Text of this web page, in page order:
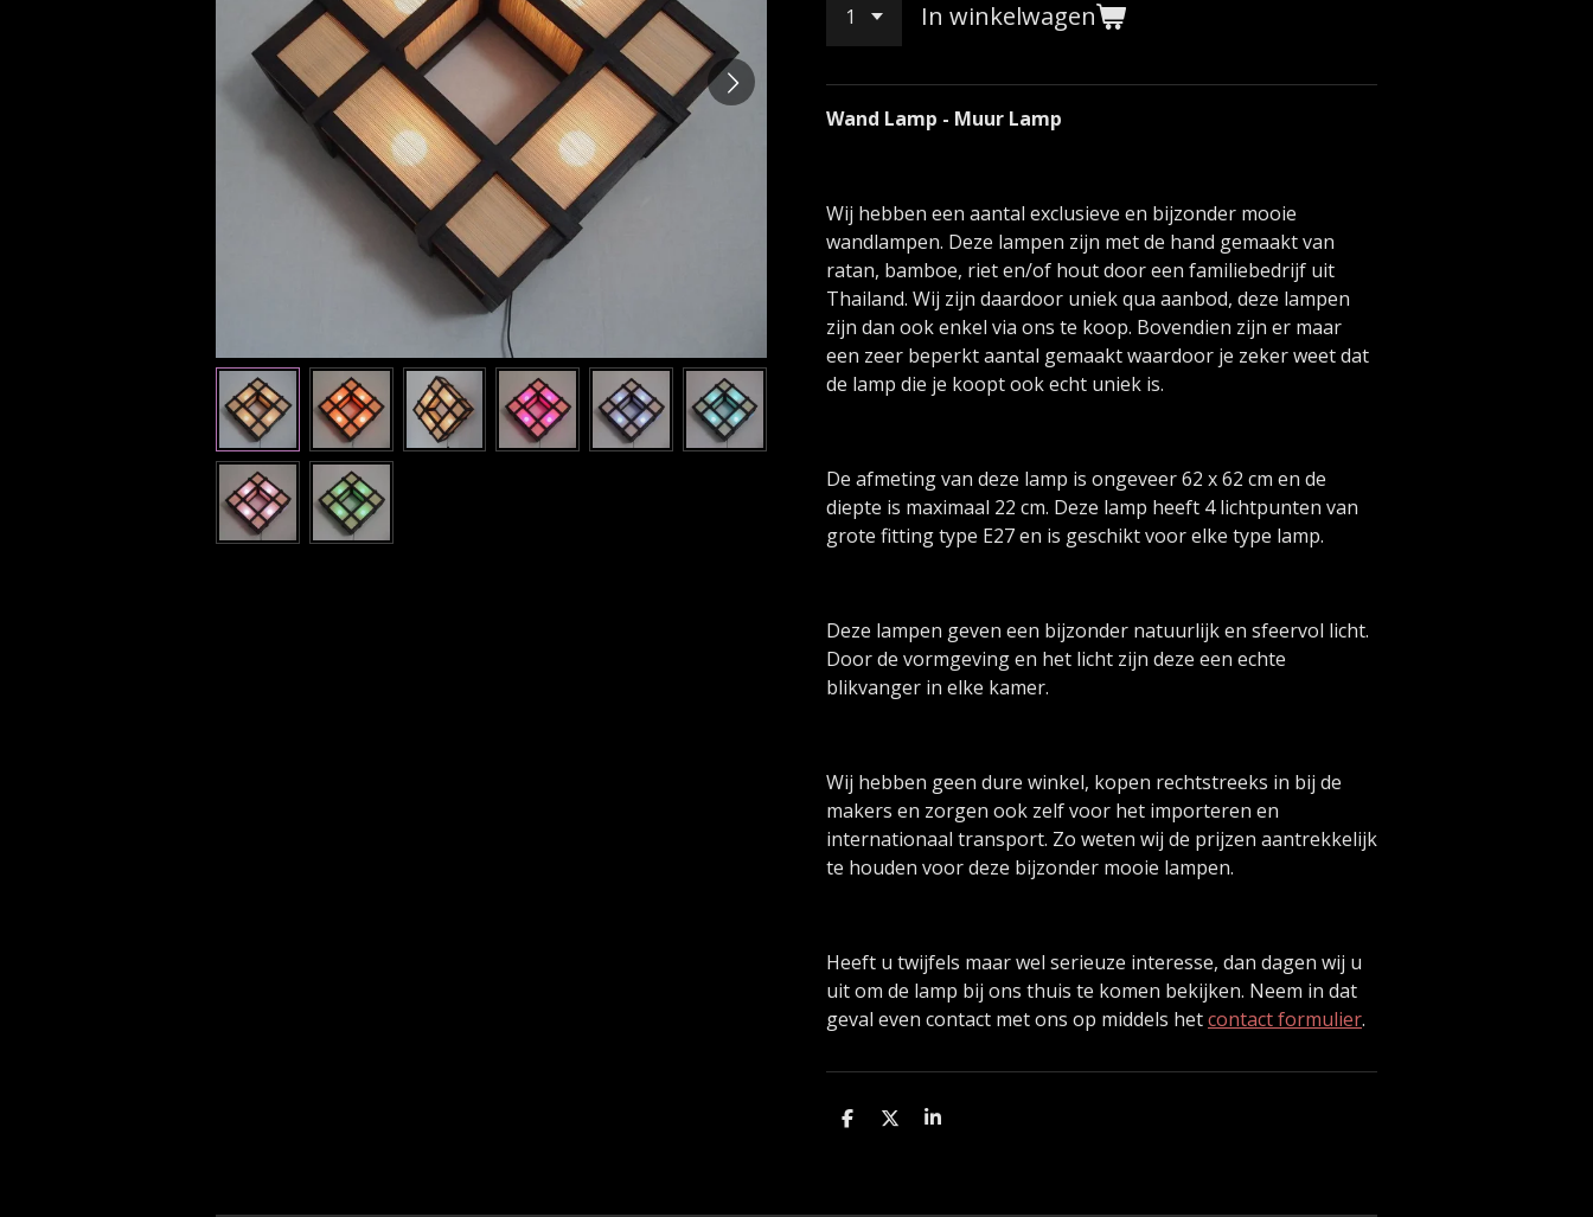
In winkelwagen
Wand Lamp - Muur Lamp
Wij hebben een aantal exclusieve en bijzonder mooie
wandlampen. Deze lampen zijn met de hand gemaakt van
ratan, bamboe, riet en/of hout door een familiebedrijf uit
Thailand. Wij zijn daardoor uniek qua aanbod, deze lampen
zijn dan ook enkel via ons te koop. Bovendien zijn er maar
een zeer beperkt aantal gemaakt waardoor je zeker weet dat
de lamp die je koopt ook echt uniek is.
De afmeting van deze lamp is ongeveer 62 x 62 cm en de
diepte is maximaal 22 cm. Deze lamp heeft 4 lichtpunten van
grote fitting type E27 en is geschikt voor elke type lamp.
Deze lampen geven een bijzonder natuurlijk en sfeervol licht.
Door de vormgeving en het licht zijn deze een echte
blikvanger in elke kamer.
Wij hebben geen dure winkel, kopen rechtstreeks in bij de
makers en zorgen ook zelf voor het importeren en
internationaal transport. Zo weten wij de prijzen aantrekkelijk
te houden voor deze bijzonder mooie lampen.
Heeft u twijfels maar wel serieuze interesse, dan dagen wij u
uit om de lamp bij ons thuis te komen bekijken. Neem in dat
geval even contact met ons op middels hetcontact formulier.
D
D
S